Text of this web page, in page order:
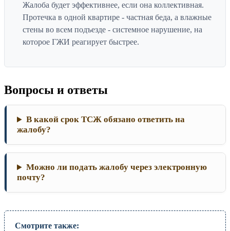
Жалоба будет эффективнее, если она коллективная.
Протечка в одной квартире - частная беда, а влажные
стены во всем подъезде - системное нарушение, на
которое ГЖИ реагирует быстрее.
Вопросы и ответы
В какой срок ТСЖ обязано ответить на
жалобу?
Можно ли подать жалобу через электронную
почту?
Смотрите также: